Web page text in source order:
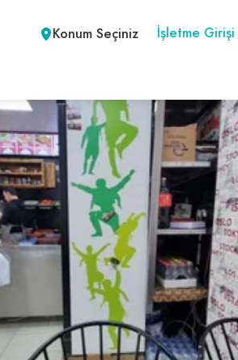
Konum Seçiniz İşletme Girişi